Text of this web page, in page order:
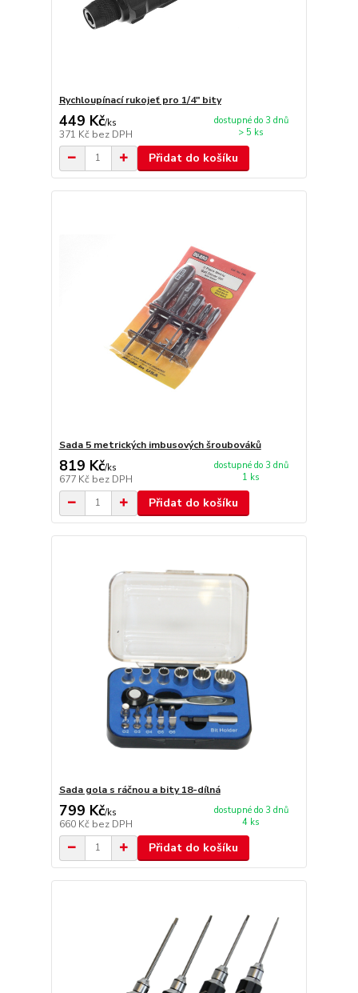
Rychloupínací rukojeť pro 1/4" bity
449 Kč/ks
371 Kč bez DPH
dostupné do 3 dnů
> 5 ks
Přidat do košíku
Sada 5 metrických imbusových šroubováků
819 Kč/ks
677 Kč bez DPH
dostupné do 3 dnů
1 ks
Přidat do košíku
Sada gola s ráčnou a bity 18-dílná
799 Kč/ks
660 Kč bez DPH
dostupné do 3 dnů
4 ks
Přidat do košíku